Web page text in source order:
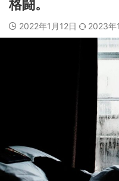
格闘。
2022年1月12日 2023年